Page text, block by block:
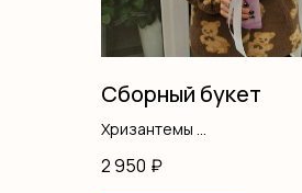
Сборный букет
Хризантемы
Астра
2 950 ₽